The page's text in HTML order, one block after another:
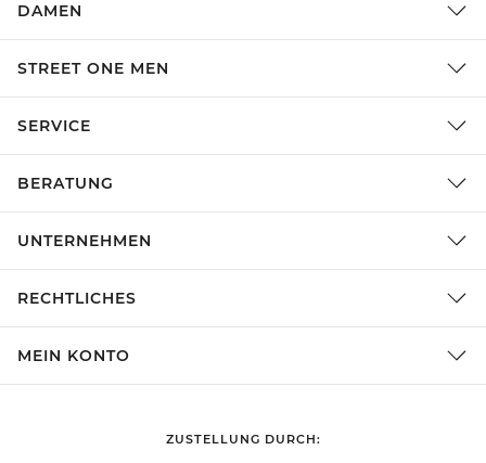
DAMEN
STREET ONE MEN
SERVICE
BERATUNG
UNTERNEHMEN
RECHTLICHES
MEIN KONTO
ZUSTELLUNG DURCH: